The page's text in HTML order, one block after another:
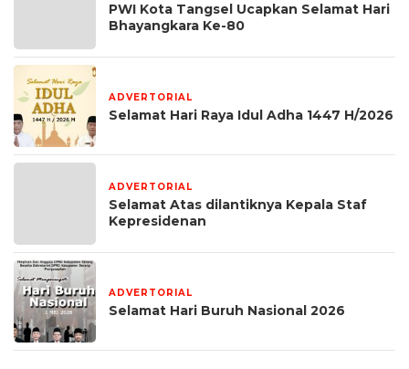
PWI Kota Tangsel Ucapkan Selamat Hari
Bhayangkara Ke-80
ADVERTORIAL
Selamat Hari Raya Idul Adha 1447 H/2026
ADVERTORIAL
Selamat Atas dilantiknya Kepala Staf
Kepresidenan
ADVERTORIAL
Selamat Hari Buruh Nasional 2026